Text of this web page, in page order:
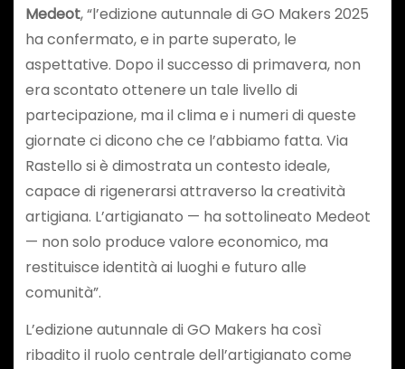
Medeot, “l’edizione autunnale di GO Makers 2025
ha confermato, e in parte superato, le
aspettative. Dopo il successo di primavera, non
era scontato ottenere un tale livello di
partecipazione, ma il clima e i numeri di queste
giornate ci dicono che ce l’abbiamo fatta. Via
Rastello si è dimostrata un contesto ideale,
capace di rigenerarsi attraverso la creatività
artigiana. L’artigianato — ha sottolineato Medeot
— non solo produce valore economico, ma
restituisce identità ai luoghi e futuro alle
comunità”.
L’edizione autunnale di GO Makers ha così
ribadito il ruolo centrale dell’artigianato come